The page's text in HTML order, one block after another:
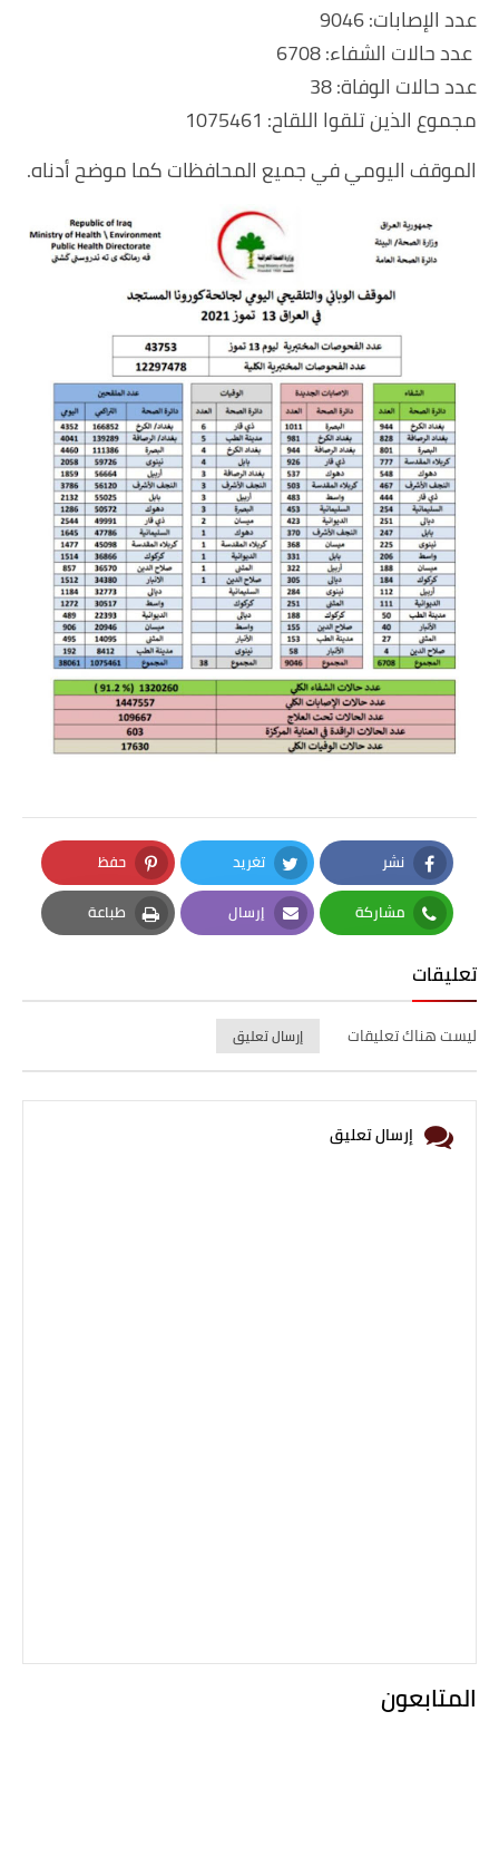
عدد الإصابات: 9046
عدد حالات الشفاء: 6708
عدد حالات الوفاة: 38
مجموع الذين تلقوا اللقاح: 1075461
‏الموقف اليومي في جميع المحافظات كما موضح أدناه.
نشر
Facebook
تغريد
Twitter
حفظ
Pinterest
مشاركة
Whatsapp
إرسال
Email
طباعة
Print
تعليقات
ليست هناك تعليقات إرسال تعليق
إرسال تعليق
المتابعون